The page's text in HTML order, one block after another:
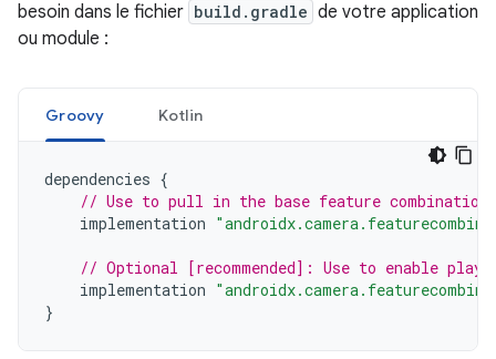
besoin dans le fichier build.gradle de votre application
ou module :
Groovy Kotlin
dependencies {
// Use to pull in the base feature
implementation
// Optional [recommended]: Use to enable
implementation
}